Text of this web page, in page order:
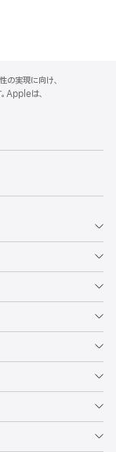
の実現に向け、
Appleは、